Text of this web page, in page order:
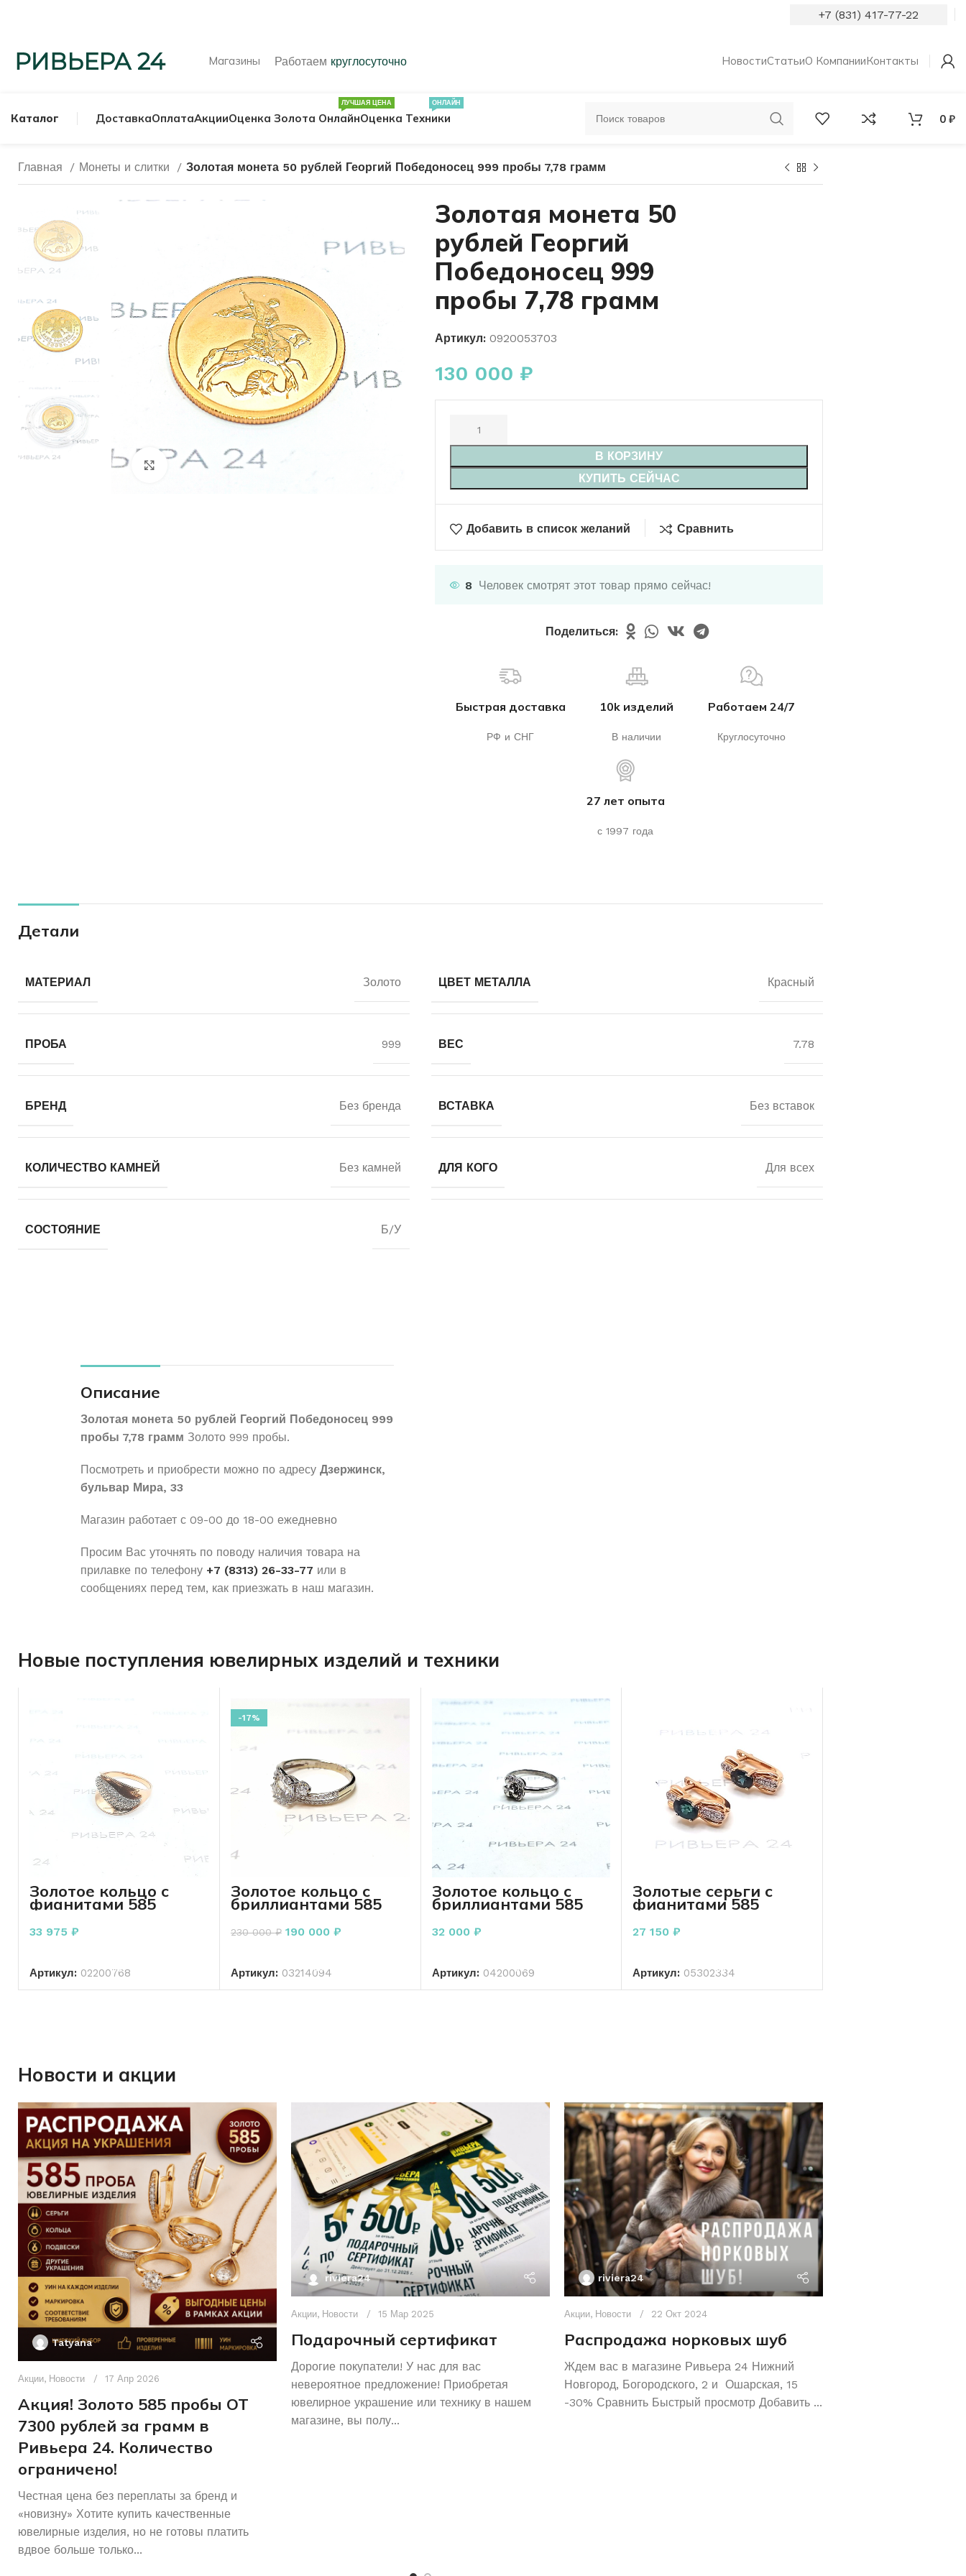
+7 (831) 417-77-22
Магазины Работаем круглосуточно НовостиСтатьиО КомпанииКонтакты
Каталог
МУЖСКИЕ КОЛЬЦА ПЕЧАТКИ КОЛЬЦА 583 ПРОБЫ
ОБРУЧАЛЬНЫЕ
КОЛЬЦА С
СЕРЕБРЯНЫЕ КОЛЬЦА
ДоставкаОплатаАкцииОценка Золота Онлайн
ЛУЧШАЯ ЦЕНА
Оценка Техники
ОНЛАЙН
0 ₽
Главная Монеты и слитки Золотая монета 50 рублей Георгий Победоносец 999 пробы 7,78 грамм
Нажмите, чтобы увеличить
Золотая монета 50
рублей Георгий
Победоносец 999
пробы 7,78 грамм
Артикул: 0920053703
130 000 ₽
В КОРЗИНУ
КУПИТЬ СЕЙЧАС
Добавить в список желаний Сравнить
8 Человек смотрят этот товар прямо сейчас!
Поделиться:
Быстрая доставка
РФ и СНГ
10k изделий
В наличии
Работаем 24/7
Круглосуточно
27 лет опыта
с 1997 года
Детали
МАТЕРИАЛ Золото ЦВЕТ МЕТАЛЛА Красный
ПРОБА 999 ВЕС 7.78
БРЕНД Без бренда ВСТАВКА Без вставок
КОЛИЧЕСТВО КАМНЕЙ Без камней ДЛЯ КОГО Для всех
СОСТОЯНИЕ Б/У
Описание
Золотая монета 50 рублей Георгий Победоносец 999
пробы 7,78 грамм Золото 999 пробы.
Посмотреть и приобрести можно по адресу Дзержинск,
бульвар Мира, 33
Магазин работает с 09-00 до 18-00 ежедневно
Просим Вас уточнять по поводу наличия товара на
прилавке по телефону +7 (8313) 26-33-77 или в
сообщениях перед тем, как приезжать в наш магазин.
Новые поступления ювелирных изделий и техники
Золотое кольцо с
фианитами 585
пробы 4,53 грамм
17,5 р-р
33 975 ₽
Артикул: 02200768
-17%
Золотое кольцо с
бриллиантами 585
пробы 1.85 грамм
230 000₽ 190 000 ₽
Артикул: 03214094
Золотое кольцо с
бриллиантами 585
проба 2.48 грамм
32 000 ₽
Артикул: 04200069
Золотые серьги с
фианитами 585
пробы 3.62 грамма
27 150₽
Артикул: 05302334
Новости и акции
Tatyana
Акции, Новости 17 Апр 2026
Акция! Золото 585 пробы ОТ
7300 рублей за грамм в
Ривьера 24. Количество
ограничено!
Честная цена без переплаты за бренд и
«новизну» Хотите купить качественные
ювелирные изделия, но не готовы платить
вдвое больше только...
riviera24
Акции, Новости 15 Мар 2025
Подарочный сертификат
Дорогие покупатели! У нас для вас
невероятное предложение! Приобретая
ювелирное украшение или технику в нашем
магазине, вы полу...
riviera24
Акции, Новости 22 Окт 2024
Распродажа норковых шуб
Ждем вас в магазине Ривьера 24 Нижний
Новгород, Богородского, 2 и Ошарская, 15
-30% Сравнить Быстрый просмотр Добавить ...